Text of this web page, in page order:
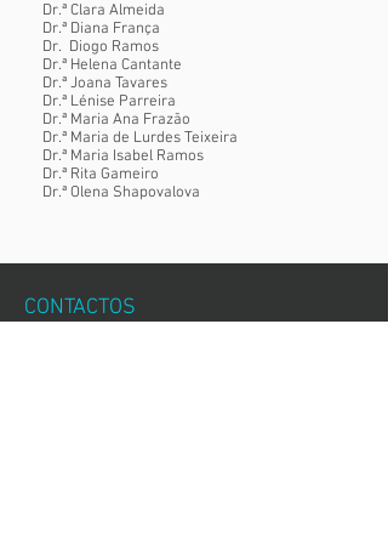
Dr.ª Clara Almeida
Dr.ª Diana França
Dr. Diogo Ramos
Dr.ª Helena Cantante
Dr.ª Joana Tavares
Dr.ª Lénise Parreira
Dr.ª Maria Ana Frazão
Dr.ª Maria de Lurdes Teixeira
Dr.ª Maria Isabel Ramos
Dr.ª Rita Gameiro
Dr.ª Olena Shapovalova
CONTACTOS